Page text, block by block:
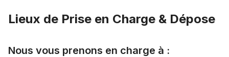
Lieux de Prise en Charge & Dépose
Nous vous prenons en charge à :